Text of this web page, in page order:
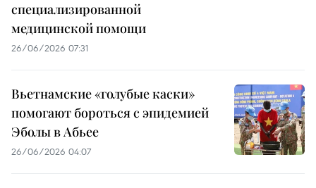
специализированной
медицинской помощи
26/06/2026 07:31
Вьетнамские «голубые каски»
помогают бороться с эпидемией
Эболы в Абьее
26/06/2026 04:07